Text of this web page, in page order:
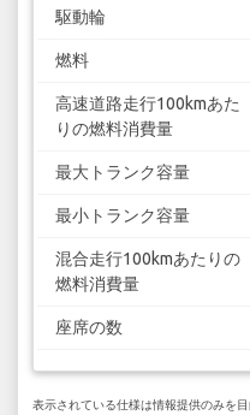
駆動輪
燃料
高速道路走行100kmあた
りの燃料消費量
最大トランク容量
最小トランク容量
混合走行100kmあたりの
燃料消費量
座席の数
表示されている仕様は情報提供のみを